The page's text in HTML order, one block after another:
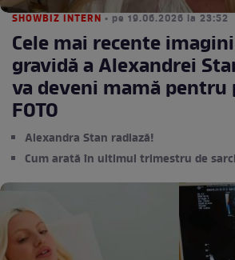
SHOWBIZ INTERN • pe 19.06.2026 la 23:52
Cele mai recente
gravidă a Alexandrei
va deveni mamă pentru
FOTO
Alexandra Stan radiază!
Cum arată în ultimul trimestru de